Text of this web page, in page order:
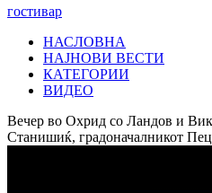
гостивар
НАСЛОВНА
НАЈНОВИ ВЕСТИ
КАТЕГОРИИ
ВИДЕО
Вечер во Охрид со Ландов и
Станишиќ, градоначалникот